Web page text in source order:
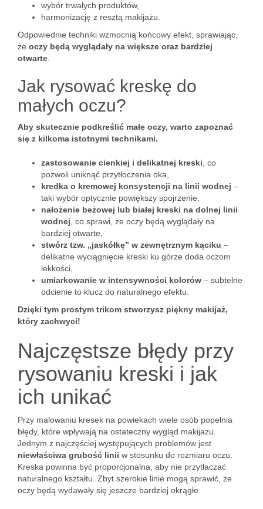
wybór trwałych produktów,
harmonizację z resztą makijażu.
Odpowiednie techniki wzmocnią końcowy efekt, sprawiając,
że oczy będą wyglądały na większe oraz bardziej
otwarte
Jak rysować kreskę do
małych oczu?
Aby skutecznie podkreślić małe oczy, warto zapoznać
się z kilkoma istotnymi technikami.
zastosowanie cienkiej i delikatnej kreski , co
pozwoli uniknąć przytłoczenia oka,
kredka o kremowej konsystencji na linii wodnej –
taki wybór optycznie powiększy spojrzenie,
nałożenie beżowej lub białej kreski na dolnej linii
wodnej , co sprawi, że oczy będą wyglądały na
bardziej otwarte,
stwórz tzw. „jaskółkę” w zewnętrznym kąciku –
delikatne wyciągnięcie kreski ku górze doda oczom
lekkości,
umiarkowanie w intensywności kolorów – subtelne
odcienie to klucz do naturalnego efektu.
Dzięki tym prostym trikom stworzysz piękny makijaż,
który zachwyci!
Najczęstsze błędy przy
rysowaniu kreski i jak
ich unikać
Przy malowaniu kresek na powiekach wiele osób popełnia
błędy, które wpływają na ostateczny wygląd makijażu.
Jednym z najczęściej występujących problemów jest
niewłaściwa grubość linii w stosunku do rozmiaru oczu.
Kreska powinna być proporcjonalna, aby nie przytłaczać
naturalnego kształtu. Zbyt szerokie linie mogą sprawić, że
oczy będą wydawały się jeszcze bardziej okrągłe.